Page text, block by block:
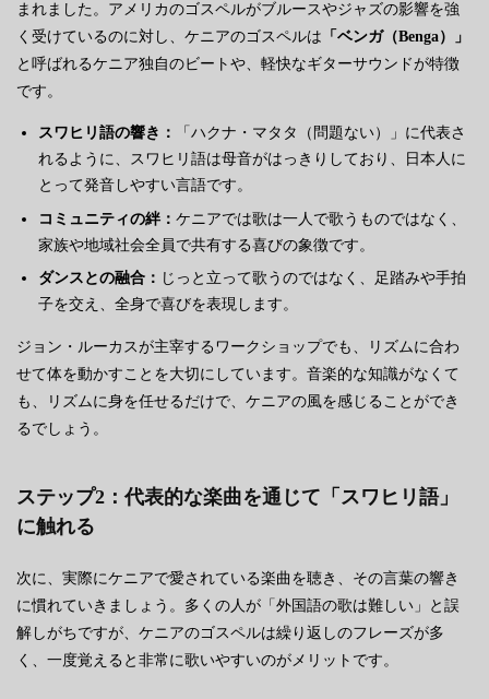
まれました。アメリカのゴスペルがブルースやジャズの影響を強
く受けているのに対し、ケニアのゴスペルは 「ベンガ（Benga）」
と呼ばれるケニア独自のビートや、軽快なギターサウンドが特徴
です。
スワヒリ語の響き：
「ハクナ・マタタ（問題ない）」に代表さ
れるように、スワヒリ語は母音がはっきりしており、日本人に
とって発音しやすい言語です。
コミュニティの絆： ケニアでは歌は一人で歌うものではなく、
家族や地域社会全員で共有する喜びの象徴です。
ダンスとの融合： じっと立って歌うのではなく、足踏みや手拍
子を交え、全身で喜びを表現します。
ジョン・ルーカスが主宰するワークショップでも、リズムに合わ
せて体を動かすことを大切にしています。音楽的な知識がなくて
も、リズムに身を任せるだけで、ケニアの風を感じることができ
るでしょう。
ステップ2：代表的な楽曲を通じて「スワヒリ語」
に触れる
次に、実際にケニアで愛されている楽曲を聴き、その言葉の響き
に慣れていきましょう。多くの人が「外国語の歌は難しい」と誤
解しがちですが、ケニアのゴスペルは繰り返しのフレーズが多
く、一度覚えると非常に歌いやすいのがメリットです。